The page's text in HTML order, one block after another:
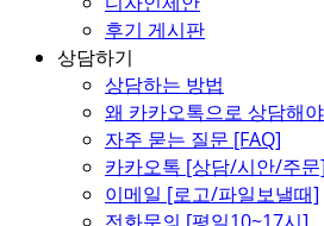
후기 게시판
상담하기
상담하는 방법
왜 카카오톡으로 상담해
자주 묻는 질문 [FAQ]
카카오톡 [상담/시안/주문]
이메일 [로고/파일보낼때]